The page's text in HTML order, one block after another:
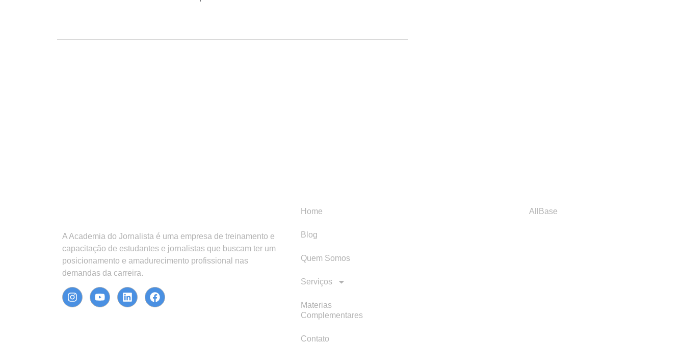
A Academia do Jornalista é uma empresa de treinamento e
capacitação de estudantes e jornalistas que buscam ter um
posicionamento e amadurecimento profissional nas
demandas da carreira.
Home
Blog
Quem Somos
Serviços
Materias
Complementares
Contato
AllBase